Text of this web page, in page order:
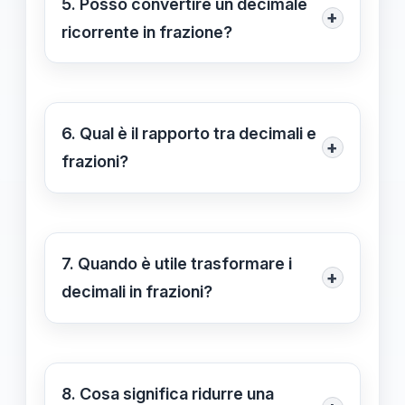
Dividendo entrambi i numeri per 15
5. Posso convertire un decimale
ricorrente in frazione?
+
Sì, un decimale ricorrente può essere
formula specifica. Ad esempio, per
0,333..., si può scrivere come 1/3.
6. Qual è il rapporto tra decimali e
frazioni?
+
I decimali e le frazioni rappresentano
numerico. Ogni decimale può essere
espresso come frazione e viceversa.
7. Quando è utile trasformare i
decimali in frazioni?
+
Trasformare i decimali in frazioni è
per comprendere meglio le
8. Cosa significa ridurre una